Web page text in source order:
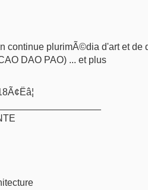
continue plurimÃ©dia d'art et
DAO PAO) ... et plus